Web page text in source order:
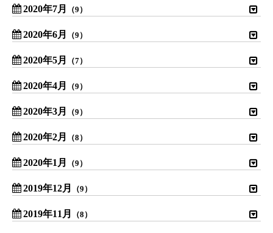
2020年7月 （9）
2020年6月 （9）
2020年5月 （7）
2020年4月 （9）
2020年3月 （9）
2020年2月 （8）
2020年1月 （9）
2019年12月 （9）
2019年11月 （8）